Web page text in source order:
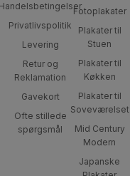
Privatlivspolitik
Levering
Retur og
Reklamation
Gavekort
Ofte stillede
spørgsmål
Fotoplakater
Plakater til
Stuen
Plakater til
Køkken
Plakater til
Soveværelset
Mid Century
Modern
Japanske